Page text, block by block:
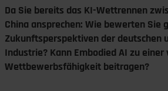
Da Sie bereits das KI-Wettrennen
China ansprechen: Wie bewerten Sie
Zukunftsperspektiven der deutschen
Industrie? Kann Embodied AI zu
Wettbewerbsfähigkeit beitragen?